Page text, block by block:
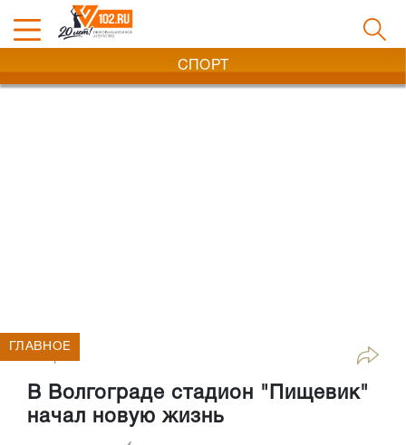
СПОРТ
В Волгограде стадион "Пищевик"
начал новую жизнь
ГЛАВНОЕ